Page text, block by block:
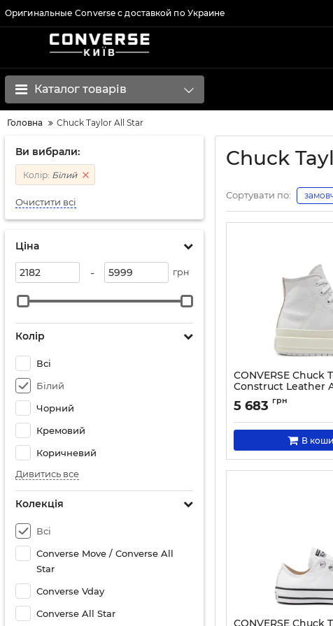
Оригинальные Converse с доставкой по Украине
Каталог товарів
Головна Chuck Taylor All Star
Ви вибрали:
Колір: Білий
Очистити всі
Ціна
- грн
Колір
Всі
Білий
Чорний
Кремовий
Коричневий
Дивитись все
Колекція
Всі
Converse Move / Converse All
Star
Converse Vday
Converse All Star
Chuck
Сортувати по:
CONVERSE Chuck
Construct Leather
Артикул: 0000303747459-
5 683 грн
В
CONVERSE Chuck